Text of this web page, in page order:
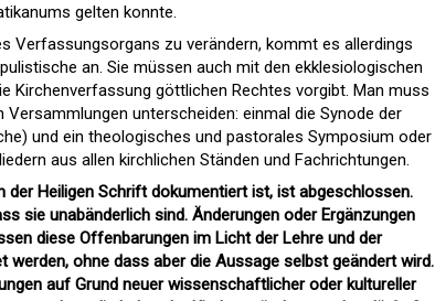
gelten konnte.
Verfassungsorgans zu verändern, kommt es allerdings
an. Sie müssen auch mit den ekklesiologischen
Kirchenverfassung göttlichen Rechtes vorgibt. Man muss
unterscheiden: einmal die Synode der
und ein theologisches und pastorales Symposium oder
aus allen kirchlichen Ständen und Fachrichtungen.
der Heiligen Schrift dokumentiert ist, ist abgeschlossen.
sie unabänderlich sind. Änderungen oder Ergänzungen
diese Offenbarungen im Licht der Lehre und der
ohne dass aber die Aussage selbst geändert wird.
auf Grund neuer wissenschaftlicher oder kultureller